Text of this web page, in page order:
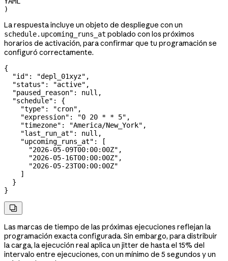
)
La respuesta incluye un objeto de despliegue con un
schedule.upcoming_runs_at poblado con los próximos
horarios de activación, para confirmar que tu programación se
configuró correctamente.
{
  "id"
: "depl_01xyz" ,
  "status"
: "active" ,
  "paused_reason"
: null ,
  "schedule"
: {
    "type"
: "cron" ,
    "expression"
: "0 20 * * 5" ,
    "timezone"
: "America/New_York" ,
    "last_run_at"
: null ,
    "upcoming_runs_at"
: [
      "2026-05-09T00:00:00Z"
,
      "2026-05-16T00:00:00Z"
,
      "2026-05-23T00:00:00Z"
    ]
  }
}

Las marcas de tiempo de las próximas ejecuciones reflejan la
programación exacta configurada. Sin embargo, para distribuir
la carga, la ejecución real aplica un jitter de hasta el 15% del
intervalo entre ejecuciones, con un mínimo de 5 segundos y un